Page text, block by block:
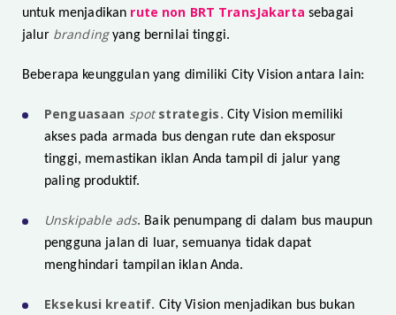
untuk menjadikan rute non BRT TransJakarta sebagai
jalur brandingyang bernilai tinggi.
Beberapa keunggulan yang dimiliki City Vision antara lain:
Penguasaan spotstrategis. City Vision memiliki
akses pada armada bus dengan rute dan eksposur
tinggi, memastikan iklan Anda tampil di jalur yang
paling produktif.
Unskipable ads. Baik penumpang di dalam bus maupun
pengguna jalan di luar, semuanya tidak dapat
menghindari tampilan iklan Anda.
Eksekusi kreatif. City Vision menjadikan bus bukan